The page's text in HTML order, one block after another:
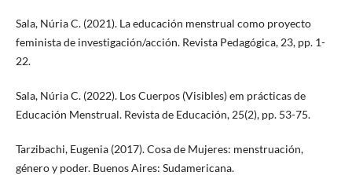
Sala, Núria C. (2021). La educación menstrual como proyecto
feminista de investigación/acción. Revista Pedagógica, 23, pp. 1-
22.
Sala, Núria C. (2022). Los Cuerpos (Visibles) em prácticas de
Educación Menstrual. Revista de Educación, 25(2), pp. 53-75.
Tarzibachi, Eugenia (2017). Cosa de Mujeres: menstruación,
género y poder. Buenos Aires: Sudamericana.